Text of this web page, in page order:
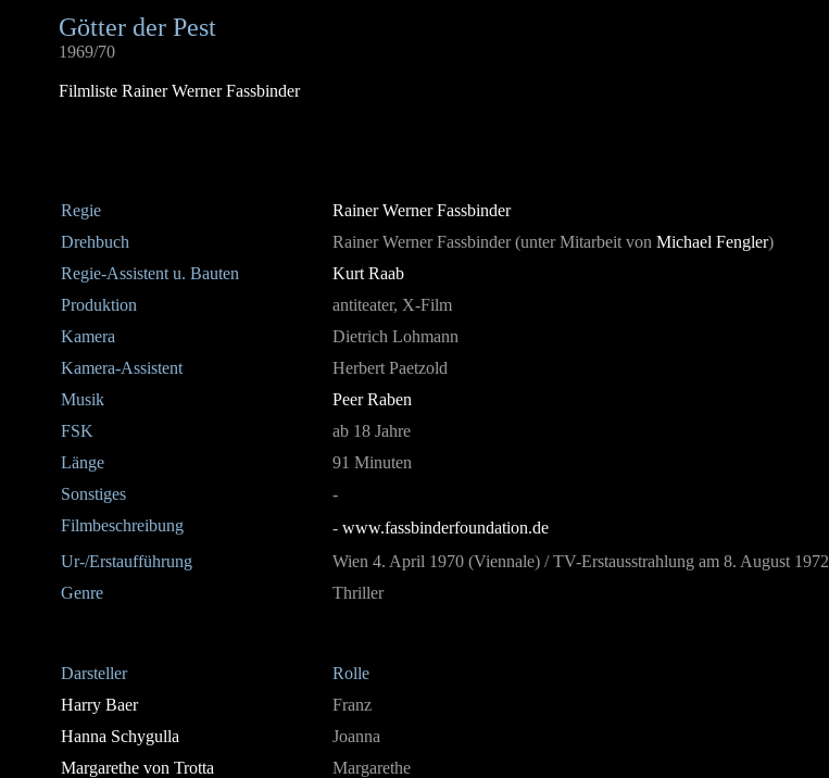
Götter der Pest
1969/70
Filmliste Rainer Werner Fassbinder
Regie
Rainer Werner Fassbinder
Drehbuch
Rainer Werner Fassbinder (unter Mitarbeit von Michael Fengler)
Regie-Assistent u. Bauten
Kurt Raab
Produktion
antiteater, X-Film
Kamera
Dietrich Lohmann
Kamera-Assistent
Herbert Paetzold
Musik
Peer Raben
FSK
ab 18 Jahre
Länge
91 Minuten
Sonstiges
-
Filmbeschreibung
- www.fassbinderfoundation.de
Ur-/Erstaufführung
Wien 4. April 1970 (Viennale) / TV-Erstausstrahlung am 8. August 1972
Genre
Thriller
Darsteller
Rolle
Harry Baer
Franz
Hanna Schygulla
Joanna
Margarethe von Trotta
Margarethe